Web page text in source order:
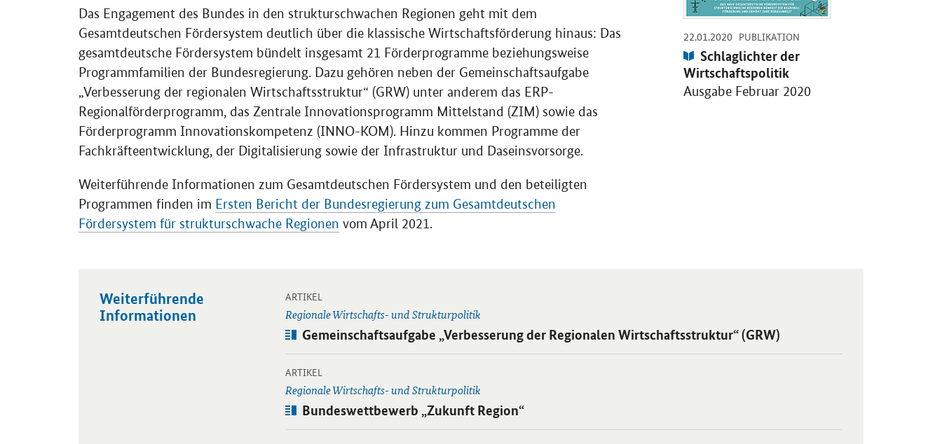
Das Engagement des Bundes in den strukturschwachen Regionen geht mit dem
Gesamtdeutschen Fördersystem deutlich über die klassische Wirtschaftsförderung hinaus: Das
gesamtdeutsche Fördersystem bündelt insgesamt 21 Förderprogramme beziehungsweise
Programmfamilien der Bundesregierung. Dazu gehören neben der Gemeinschaftsaufgabe
„Verbesserung der regionalen Wirtschaftsstruktur“ (GRW) unter anderem das ERP-
Regionalförderprogramm, das Zentrale Innovationsprogramm Mittelstand (ZIM) sowie das
Förderprogramm Innovationskompetenz (INNO-KOM). Hinzu kommen Programme der
Fachkräfteentwicklung, der Digitalisierung sowie der Infrastruktur und Daseinsvorsorge.
Weiterführende Informationen zum Gesamtdeutschen Fördersystem und den beteiligten
Programmen finden im Ersten Bericht der Bundesregierung zum Gesamtdeutschen
Fördersystem für strukturschwache Regionen vom April 2021.
22.01.2020 -PUBLIKATION-
Publikation:
Schlaglichter der
Wirtschaftspolitik
Ausgabe Februar 2020
Weiterführende
Informationen
ARTIKEL
Regionale Wirtschafts- und Strukturpolitik
Artikel:
Gemeinschaftsaufgabe „Verbesserung der Regionalen Wirtschaftsstruktur“ (GRW)
Öffnet Einzelsicht
ARTIKEL
Regionale Wirtschafts- und Strukturpolitik
Artikel:
Bundeswettbewerb „Zukunft Region“
Öffnet Einzelsicht